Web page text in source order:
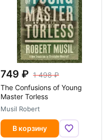
749
1 498
The Confusions of Young
Master Torless
Musil Robert
В корзину